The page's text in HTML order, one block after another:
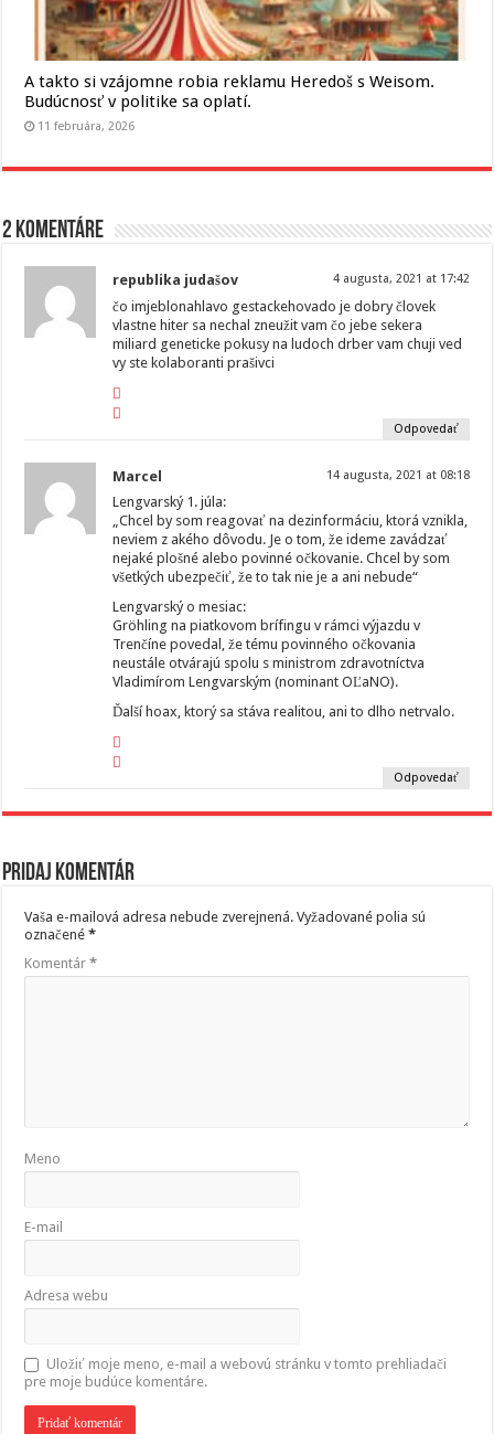
A takto si vzájomne robia reklamu Heredoš s Weisom.
Budúcnosť v politike sa oplatí.
11 februára, 2026
2 komentáre
republika judašov 4 augusta, 2021 at 17:42
čo imjeblonahlavo gestackehovado je dobry človek
vlastne hiter sa nechal zneužit vam čo jebe sekera
miliard geneticke pokusy na ludoch drber vam chuji ved
vy ste kolaboranti prašivci
Odpovedať
Marcel 14 augusta, 2021 at 08:18
Lengvarský 1. júla:
„Chcel by som reagovať na dezinformáciu, ktorá vznikla,
neviem z akého dôvodu. Je o tom, že ideme zavádzať
nejaké plošné alebo povinné očkovanie. Chcel by som
všetkých ubezpečiť, že to tak nie je a ani nebude“
Lengvarský o mesiac:
Gröhling na piatkovom brífingu v rámci výjazdu v
Trenčíne povedal, že tému povinného očkovania
neustále otvárajú spolu s ministrom zdravotníctva
Vladimírom Lengvarským (nominant OĽaNO).
Ďalší hoax, ktorý sa stáva realitou, ani to dlho netrvalo.
Odpovedať
Pridaj komentár
Vaša e-mailová adresa nebude zverejnená. Vyžadované polia sú
označené*
Komentár*
Meno
E-mail
Adresa webu
Uložiť moje meno, e-mail a webovú stránku v tomto prehliadači
pre moje budúce komentáre.